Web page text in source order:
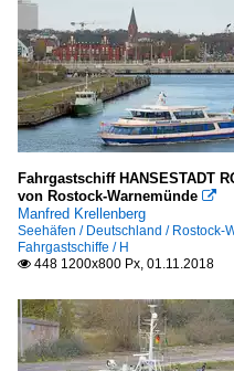
Fahrgastschiff HANSESTADT
von Rostock-Warnemünde 
Manfred Krellenberg
Seehäfen / Deutschland / Rostock-
Fahrgastschiffe / H
 448 1200x800 Px, 01.11.2018